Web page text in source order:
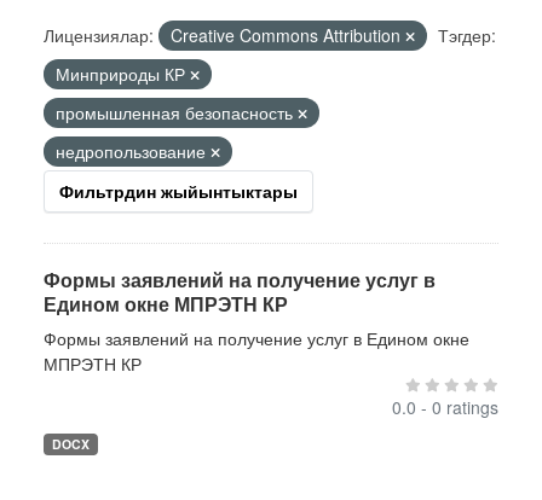
Лицензиялар:
Creative Commons Attribution
Тэгдер:
Минприроды КР
промышленная безопасность
недропользование
Фильтрдин жыйынтыктары
Формы заявлений на получение услуг в
Едином окне МПРЭТН КР
Формы заявлений на получение услуг в Едином окне
МПРЭТН КР
0.0 - 0 ratings
DOCX